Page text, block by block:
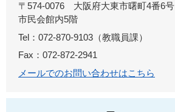
〒574-0076 大阪府大東市曙町4番6号
市民会館内5階
Tel：072-870-9103
教職員課
Fax：072-872-2941
メールでのお問い合わせはこちら